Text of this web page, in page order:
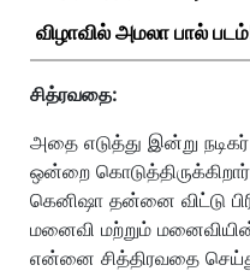
விழாவில் அமலா பால்
சித்ரவதை:
அதை எடுத்து இன்று நடிகர்
ஒன்றை
கெனிஷா தன்னை விட்டு
மனைவி மற்றும்
என்னை சித்திரவதை